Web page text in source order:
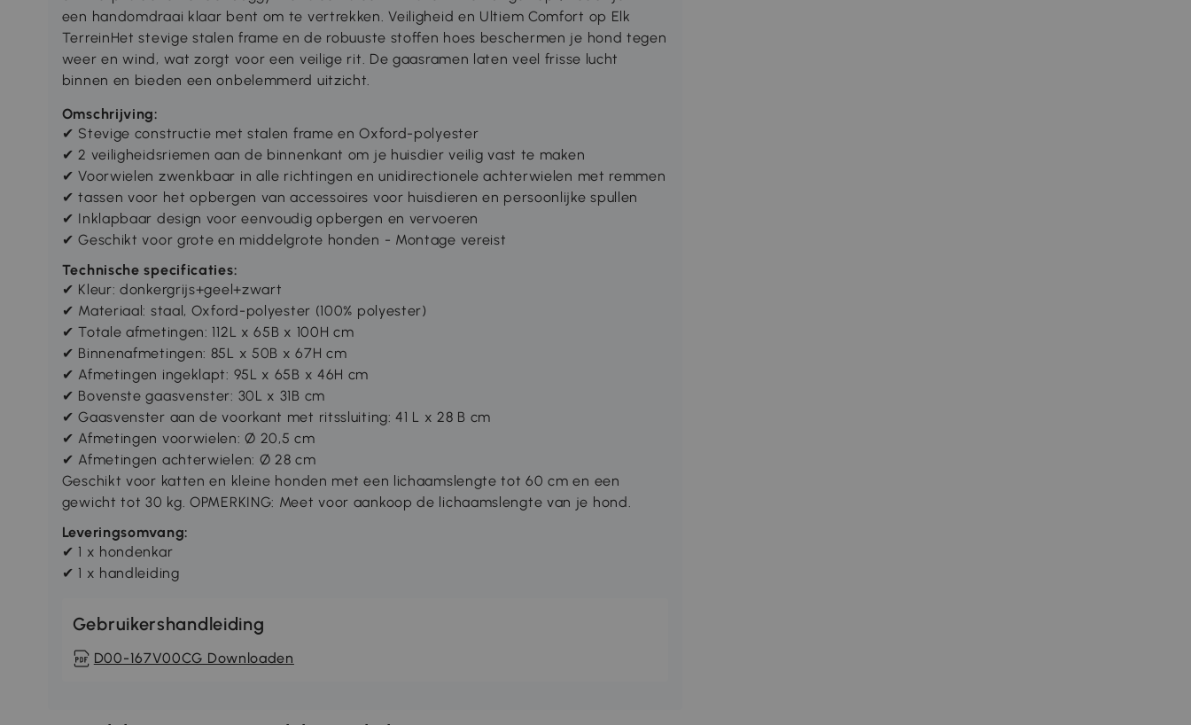
een handomdraai klaar bent om te vertrekken. Veiligheid en Ultiem Comfort op Elk
TerreinHet stevige stalen frame en de robuuste stoffen hoes beschermen je hond tegen
weer en wind, wat zorgt voor een veilige rit. De gaasramen laten veel frisse lucht
binnen en bieden een onbelemmerd uitzicht.
Omschrijving:
✔ Stevige constructie met stalen frame en Oxford-polyester
✔ 2 veiligheidsriemen aan de binnenkant om je huisdier veilig vast te maken
✔ Voorwielen zwenkbaar in alle richtingen en unidirectionele achterwielen met remmen
✔ tassen voor het opbergen van accessoires voor huisdieren en persoonlijke spullen
✔ Inklapbaar design voor eenvoudig opbergen en vervoeren
✔ Geschikt voor grote en middelgrote honden - Montage vereist
Technische specificaties:
✔ Kleur: donkergrijs+geel+zwart
✔ Materiaal: staal, Oxford-polyester (100% polyester)
✔ Totale afmetingen: 112L x 65B x 100H cm
✔ Binnenafmetingen: 85L x 50B x 67H cm
✔ Afmetingen ingeklapt: 95L x 65B x 46H cm
✔ Bovenste gaasvenster: 30L x 31B cm
✔ Gaasvenster aan de voorkant met ritssluiting: 41 L x 28 B cm
✔ Afmetingen voorwielen: Ø 20,5 cm
✔ Afmetingen achterwielen: Ø 28 cm
Geschikt voor katten en kleine honden met een lichaamslengte tot 60 cm en een
gewicht tot 30 kg. OPMERKING: Meet voor aankoop de lichaamslengte van je hond.
Leveringsomvang:
✔ 1 x hondenkar
✔ 1 x handleiding
Gebruikershandleiding
D00-167V00CG Downloaden